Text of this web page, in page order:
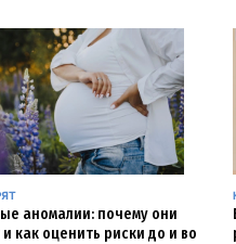
аномалии: почему они
как оценить риски до и во